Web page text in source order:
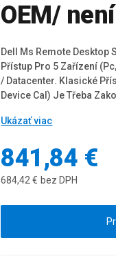
OEM/
Dell Ms Remote Desktop
Přístup Pro 5 Zařízení
/ Datacenter. Klasické
Device Cal) Je Třeba
Ukázať viac
841,84 €
684,42 € bez DPH